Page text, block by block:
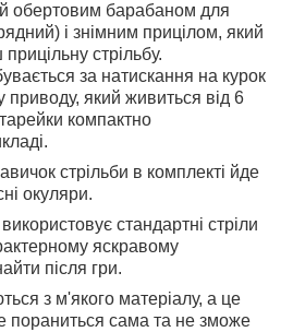
обертовим барабаном для
і знімним прицілом, який
стрільбу.
за натискання на курок
приводу, який живиться від 6
компактно
стрільби в комплекті йде
окуляри.
стандартні стріли
яскравому
після гри.
з м'якого матеріалу, а це
пораниться сама та не зможе